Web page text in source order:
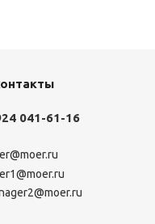
041-61-16